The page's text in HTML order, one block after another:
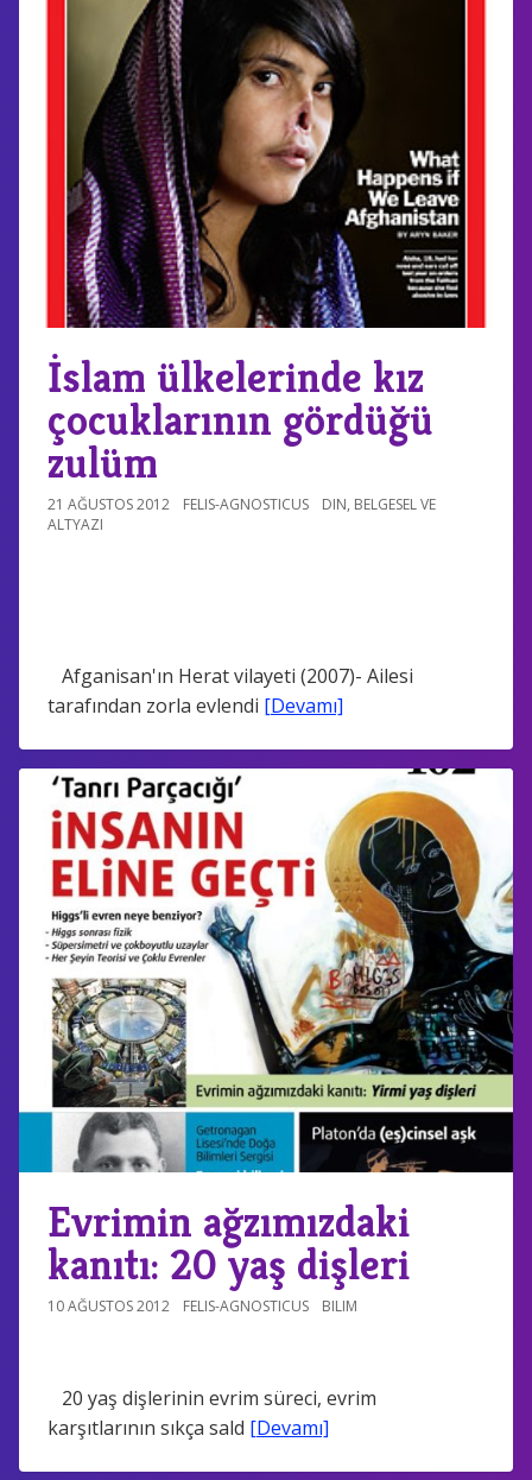
İslam ülkelerinde kız
çocuklarının gördüğü
zulüm
21 AĞUSTOS 2012 FELIS-AGNOSTICUS DIN, BELGESEL VE
ALTYAZI
Afganisan'ın Herat vilayeti (2007)- Ailesi
tarafından zorla evlendi [Devamı]
Evrimin ağzımızdaki
kanıtı: 20 yaş dişleri
10 AĞUSTOS 2012 FELIS-AGNOSTICUS BILIM
20 yaş dişlerinin evrim süreci, evrim
karşıtlarının sıkça sald [Devamı]